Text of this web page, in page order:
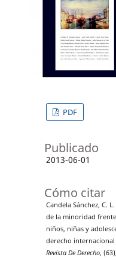
PDF
Publicado
2013-06-01
Cómo citar
Candela Sánchez, C.
de la minoridad
niños, niñas y
derecho
Revista De Derecho,